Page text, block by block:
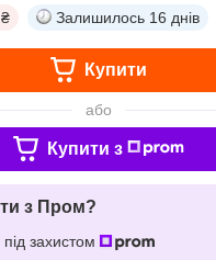
Залишилось 16 днів
Купити
або
Купити з
з Пром?
захистом